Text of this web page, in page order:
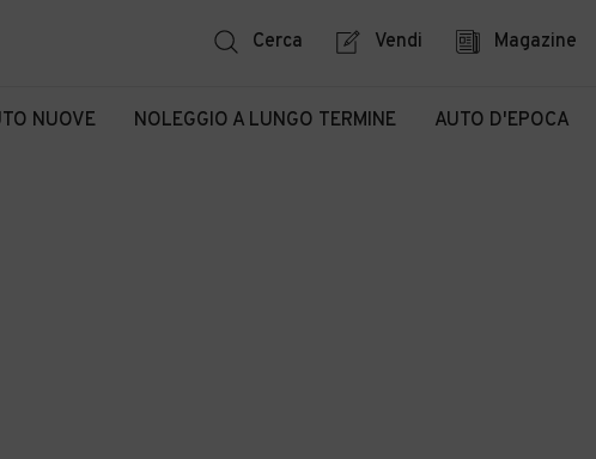
Cerca Vendi Magazine
NUOVE NOLEGGIO A LUNGO TERMINE AUTO D'EPOCA